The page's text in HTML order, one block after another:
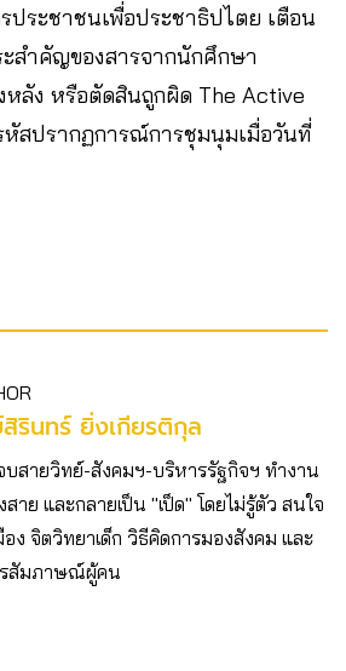
ระชาชนเพื่อประชาธิปไตย เตือน
สำคัญของสารจากนักศึกษา
หลัง หรือตัดสินถูกผิด The Active
สปรากฏการณ์การชุมนุมเมื่อวันที่
รินทร์ ยิ่งเกียรติกุล
บสายวิทย์-สังคมฯ-บริหารรัฐกิจฯ ทำงาน
สาย และกลายเป็น "เป็ด" โดยไม่รู้ตัว สนใจ
อง จิตวิทยาเด็ก วิธีคิดการมองสังคม และ
รสัมภาษณ์ผู้คน